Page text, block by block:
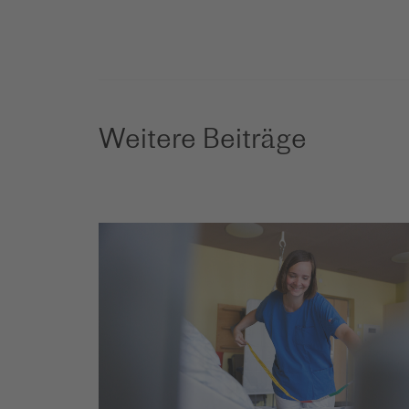
Weitere Beiträge